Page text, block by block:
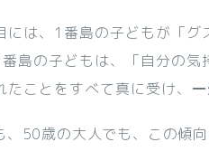
には、1番島の子どもが「グ
島の子どもは、「自分の気
たことをすべて真に受け、
、50歳の大人でも、この傾向